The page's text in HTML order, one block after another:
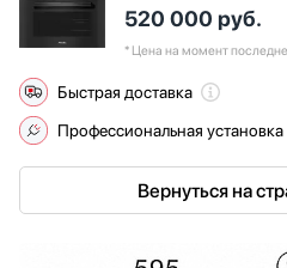
520 000 руб.
* Цена на момент
Быстрая доставка
Профессиональная установка
Вернуться на